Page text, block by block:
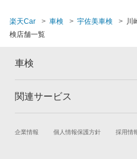
楽天Car 車検 宇佐美車検
川
検店舗一覧
車検
トップ
車検の基礎知識
関連サービス
試乗・商談
企業情報 個人情報保護方針 採用情